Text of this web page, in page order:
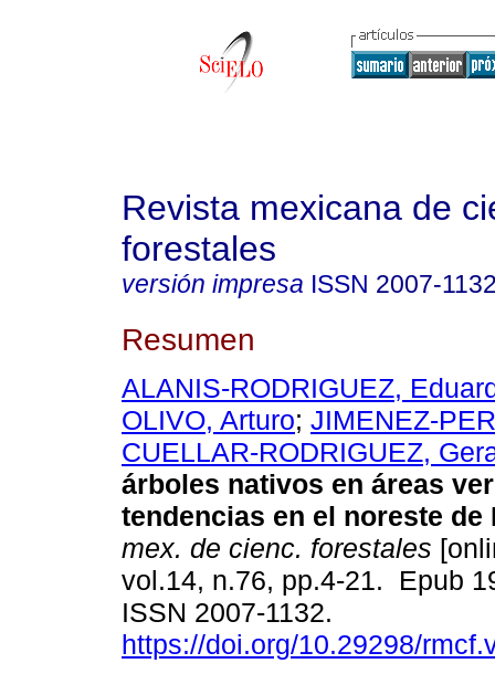
Revista mexicana de
forestales
versión impresa ISSN 2007-
Resumen
ALANIS-RODRIGUEZ,
OLIVO, Arturo; JIMENEZ-
CUELLAR-RODRIGUEZ,
árboles nativos en áreas
tendencias en el noreste de
mex. de cienc. forestales
vol.14, n.76, pp.4-21. Epub
ISSN 2007-1132.
https://doi.org/10.29298/